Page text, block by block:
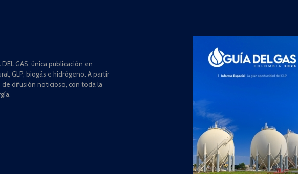
GAS, única publicación en
GLP, biogás e hidrógeno. A partir
de difusión noticioso, con toda la